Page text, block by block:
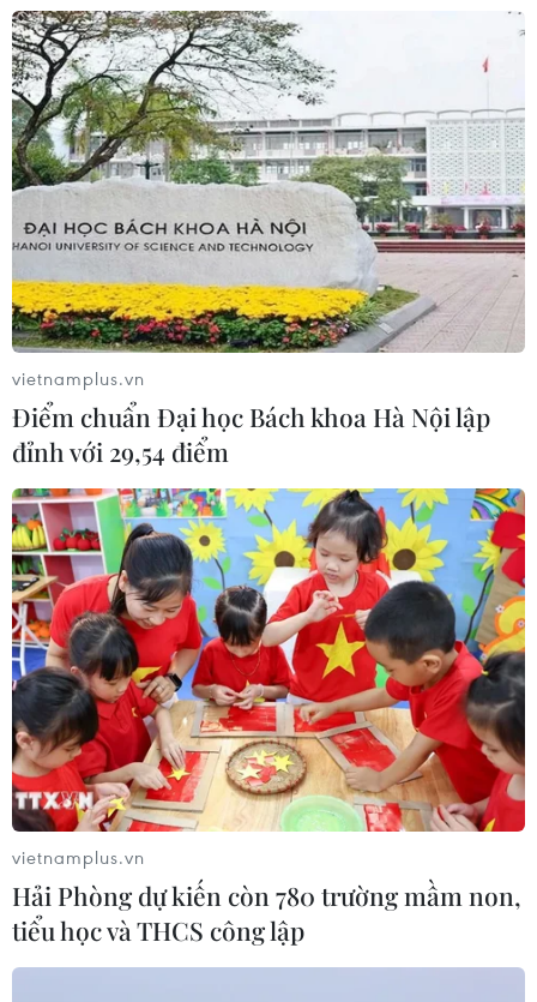
TIN CÙNG CHUYÊN MỤC
Chứng khoán tuần tới: VN-Index có
vượt được vùng 1.800 điểm?
09/08/2026 10:42
vietnamplus.vn
Điểm chuẩn Đại học Bách khoa Hà Nội lập
đỉnh với 29,54 điểm
vietnamplus.vn
Hải Phòng dự kiến còn 780 trường mầm non,
tiểu học và THCS công lập